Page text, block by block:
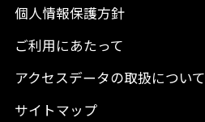
個人情報保護方針
ご利用にあたって
アクセスデータの取扱について
サイトマップ